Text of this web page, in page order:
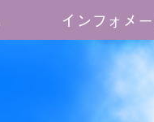
インフォメ